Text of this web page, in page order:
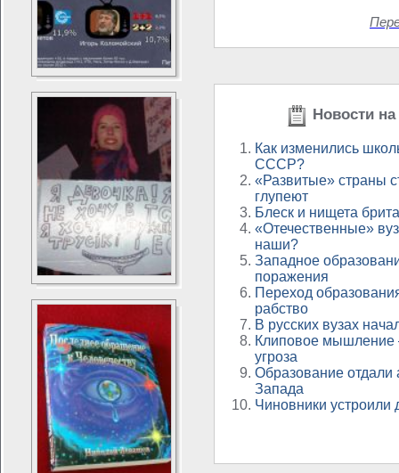
Новости
Как изменились
СССР?
«Развитые» страны
глупеют
Блеск и нищета
«Отечественные»
наши?
Западное
поражения
Переход
рабство
В русских вузах
Клиповое мышление
угроза
Образование отдали
Запада
Чиновники